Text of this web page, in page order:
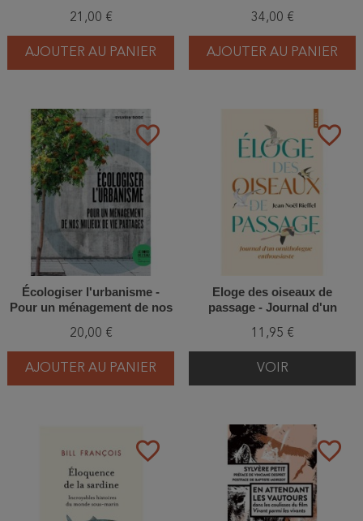
21,00 €
AJOUTER AU PANIER
ville
34,00 €
AJOUTER AU PANIER
favorite_border
Écologiser l'urbanisme -
Pour un ménagement de nos
20,00 €
AJOUTER AU PANIER
favorite_border
Eloge des oiseaux de
passage - Journal d'un
11,95 €
VOIR
favorite_border favorite_border